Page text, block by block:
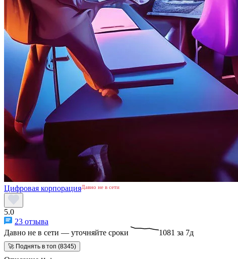
Цифровая корпорацияДавно не в сети
5.0
23 отзыва
Давно не в сети — уточняйте сроки
1081 за 7д
🚀 Поднять в топ (8345)